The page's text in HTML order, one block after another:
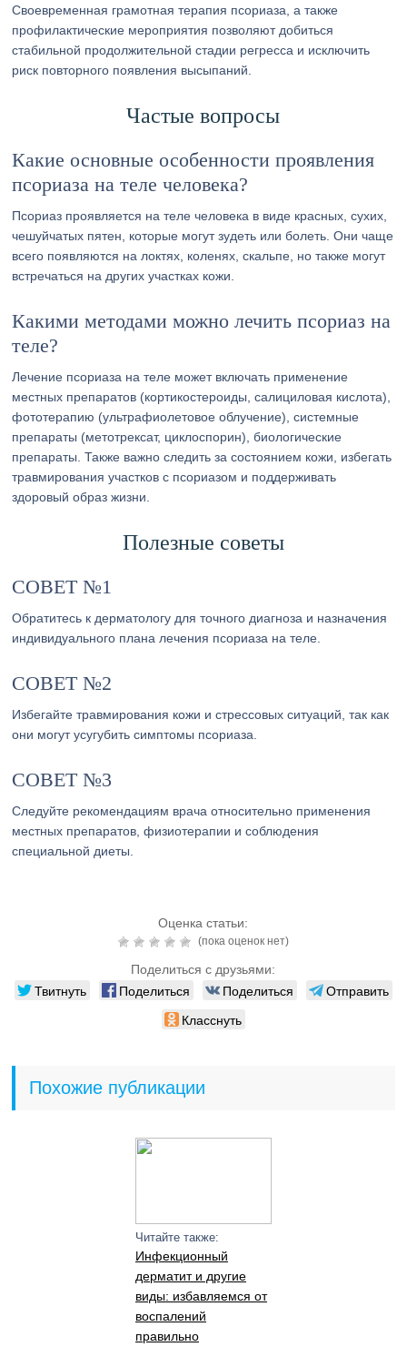
Своевременная грамотная терапия псориаза, а также
профилактические мероприятия позволяют добиться
стабильной продолжительной стадии регресса и исключить
риск повторного появления высыпаний.
Частые вопросы
Какие основные особенности проявления
псориаза на теле человека?
Псориаз проявляется на теле человека в виде красных, сухих,
чешуйчатых пятен, которые могут зудеть или болеть. Они чаще
всего появляются на локтях, коленях, скальпе, но также могут
встречаться на других участках кожи.
Какими методами можно лечить псориаз на
теле?
Лечение псориаза на теле может включать применение
местных препаратов (кортикостероиды, салициловая кислота),
фототерапию (ультрафиолетовое облучение), системные
препараты (метотрексат, циклоспорин), биологические
препараты. Также важно следить за состоянием кожи, избегать
травмирования участков с псориазом и поддерживать
здоровый образ жизни.
Полезные советы
СОВЕТ №1
Обратитесь к дерматологу для точного диагноза и назначения
индивидуального плана лечения псориаза на теле.
СОВЕТ №2
Избегайте травмирования кожи и стрессовых ситуаций, так как
они могут усугубить симптомы псориаза.
СОВЕТ №3
Следуйте рекомендациям врача относительно применения
местных препаратов, физиотерапии и соблюдения
специальной диеты.
Оценка статьи:
(пока оценок нет)
Поделиться с друзьями:
Твитнуть Поделиться Поделиться
Отправить
Класснуть
Похожие публикации
Читайте также:
Инфекционный
дерматит и другие
виды: избавляемся от
воспалений
правильно